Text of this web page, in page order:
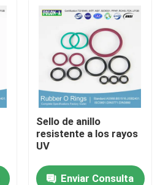
Sello de anillo
resistente a los rayos
UV
Enviar Consulta